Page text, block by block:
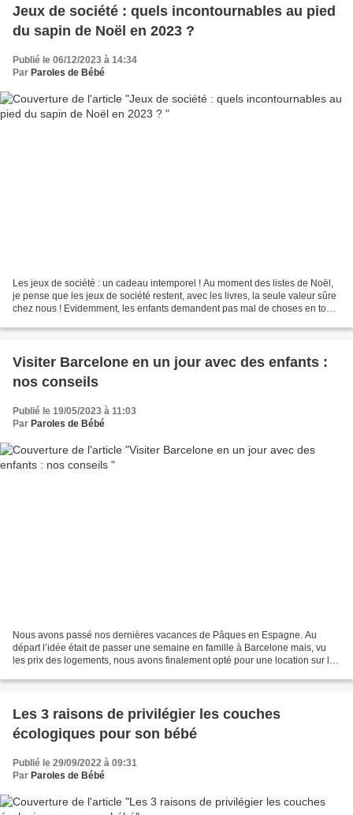
Jeux de société : quels incontournables au pied
du sapin de Noël en 2023 ?
Publié le 06/12/2023 à 14:34
Par Paroles de Bébé
Les jeux de société : un cadeau intemporel ! Au moment des listes de Noël,
je pense que les jeux de société restent, avec les livres, la seule valeur sûre
chez nous ! Evidemment, les enfants demandent pas mal de choses en tout
Visiter Barcelone en un jour avec des enfants :
nos conseils
Publié le 19/05/2023 à 11:03
Par Paroles de Bébé
Nous avons passé nos dernières vacances de Pâques en Espagne. Au
départ l’idée était de passer une semaine en famille à Barcelone mais, vu
les prix des logements, nous avons finalement opté pour une location sur la
Les 3 raisons de privilégier les couches
écologiques pour son bébé
Publié le 29/09/2022 à 09:31
Par Paroles de Bébé